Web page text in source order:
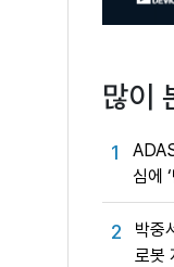
많이
1
심에
2
박중
로봇